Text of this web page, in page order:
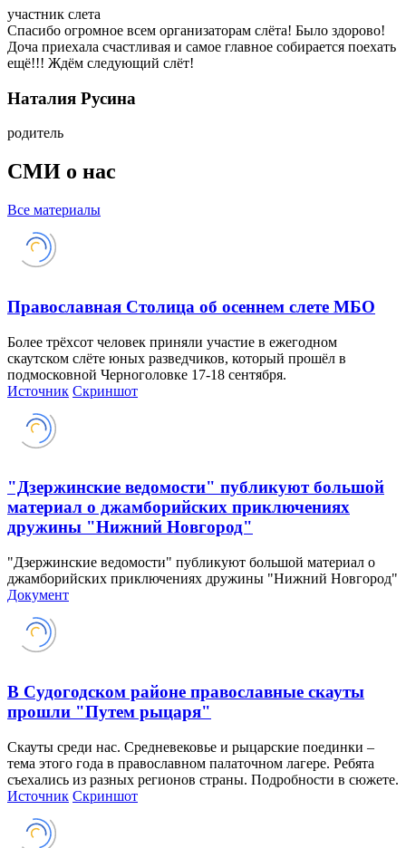
участник слета
Спасибо огромное всем организаторам слёта! Было здорово!
Доча приехала счастливая и самое главное собирается поехать
ещё!!! Ждём следующий слёт!
Наталия Русина
родитель
СМИ о нас
Все материалы
Православная Столица об осеннем слете МБО
Более трёхсот человек приняли участие в ежегодном
скаутском слёте юных разведчиков, который прошёл в
подмосковной Черноголовке 17-18 сентября.
Источник Cкриншот
"Дзержинские ведомости" публикуют большой
материал о джамборийских приключениях
дружины "Нижний Новгород"
"Дзержинские ведомости" публикуют большой материал о
джамборийских приключениях дружины "Нижний Новгород"
Документ
В Судогодском районе православные скауты
прошли "Путем рыцаря"
Скауты среди нас. Средневековье и рыцарские поединки –
тема этого года в православном палаточном лагере. Ребята
съехались из разных регионов страны. Подробности в сюжете.
Источник Cкриншот